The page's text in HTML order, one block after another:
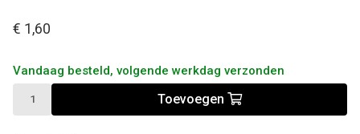
€ 1,60
Vandaag besteld, volgende werkdag verzonden
Toevoegen